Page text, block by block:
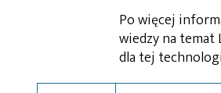
Po więcej
wiedzy na temat
dla tej